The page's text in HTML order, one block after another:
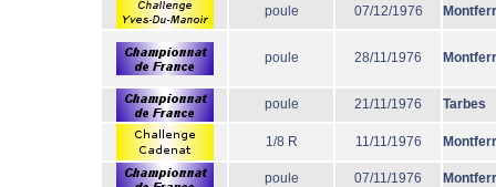
poule 07/12/1976
poule 28/11/1976
poule 21/11/1976 Tarbes
1/8 R 11/11/1976
poule 07/11/1976